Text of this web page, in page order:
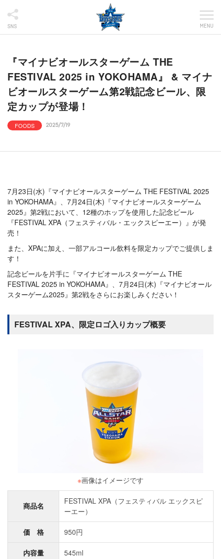
SNS MENU
『マイナビオールスターゲーム THE
FESTIVAL 2025 in YOKOHAMA』 & マイナ
ビオールスターゲーム第2戦記念ビール、限
定カップが登場！
FOODS 2025/7/19
7月23日(水)『マイナビオールスターゲーム THE FESTIVAL 2025
in YOKOHAMA』、7月24日(木)『マイナビオールスターゲーム
2025』第2戦において、12種のホップを使用した記念ビール
『FESTIVAL XPA（フェスティバル・エックスピーエー）』が発
売！
また、XPAに加え、一部アルコール飲料を限定カップでご提供しま
す！
記念ビールを片手に『マイナビオールスターゲーム THE
FESTIVAL 2025 in YOKOHAMA』、7月24日(木)『マイナビオール
スターゲーム2025』第2戦をさらにお楽しみください！
FESTIVAL XPA、限定ロゴ入りカップ概要
※画像はイメージです
商品名
FESTIVAL XPA（フェスティバル エックスピ
ーエー）
価 格 950円
内容量 545ml